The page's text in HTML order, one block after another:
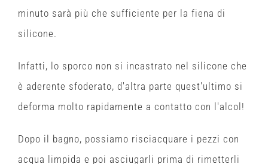
minuto sarà più che sufficiente per la fiena di
silicone.
Infatti, lo sporco non si incastrato nel silicone che
è aderente sfoderato, d'altra parte quest'ultimo si
deforma molto rapidamente a contatto con l'alcol!
Dopo il bagno, possiamo risciacquare i pezzi con
acqua limpida e poi asciugarli prima di rimetterli